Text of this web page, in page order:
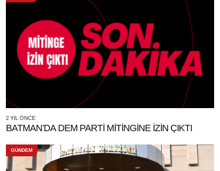
2 YIL ÖNCE
BATMAN’DA DEM PARTİ MİTİNGİNE İZİN ÇIKTI
GÜNDEM